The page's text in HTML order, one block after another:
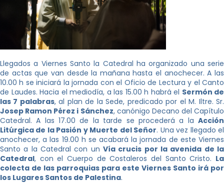
Llegados a Viernes Santo la Catedral ha organizado una serie
de actas que van desde la mañana hasta el anochecer. A las
10.00 h se iniciará la jornada con el Oficio de Lectura y el Canto
de Laudes. Hacia el mediodía, a las 15.00 h habrá el Sermón de
las 7 palabras, al plan de la Sede, predicado por el M. Iltre. Sr.
Josep Ramon Pérez i Sánchez, canónigo Decano del Capítulo
Catedral. A las 17.00 de la tarde se procederá a la Acción
Litúrgica de la Pasión y Muerte del Señor. Una vez llegado el
anochecer, a las 19.00 h se acabará la jornada de este Viernes
Santo a la Catedral con un Vía crucis por la avenida de la
Catedral, con el Cuerpo de Costaleros del Santo Cristo. La
colecta de las parroquias para este Viernes Santo irá por
los Lugares Santos de Palestina.